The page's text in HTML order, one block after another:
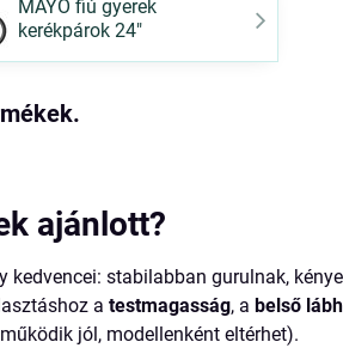
MAYO fiú gyerek
kerékpárok 24"
ajánlott?
kedvencei: stabilabban gurulnak,
atestmagasság, abelső
jól, modellenként eltérhet).